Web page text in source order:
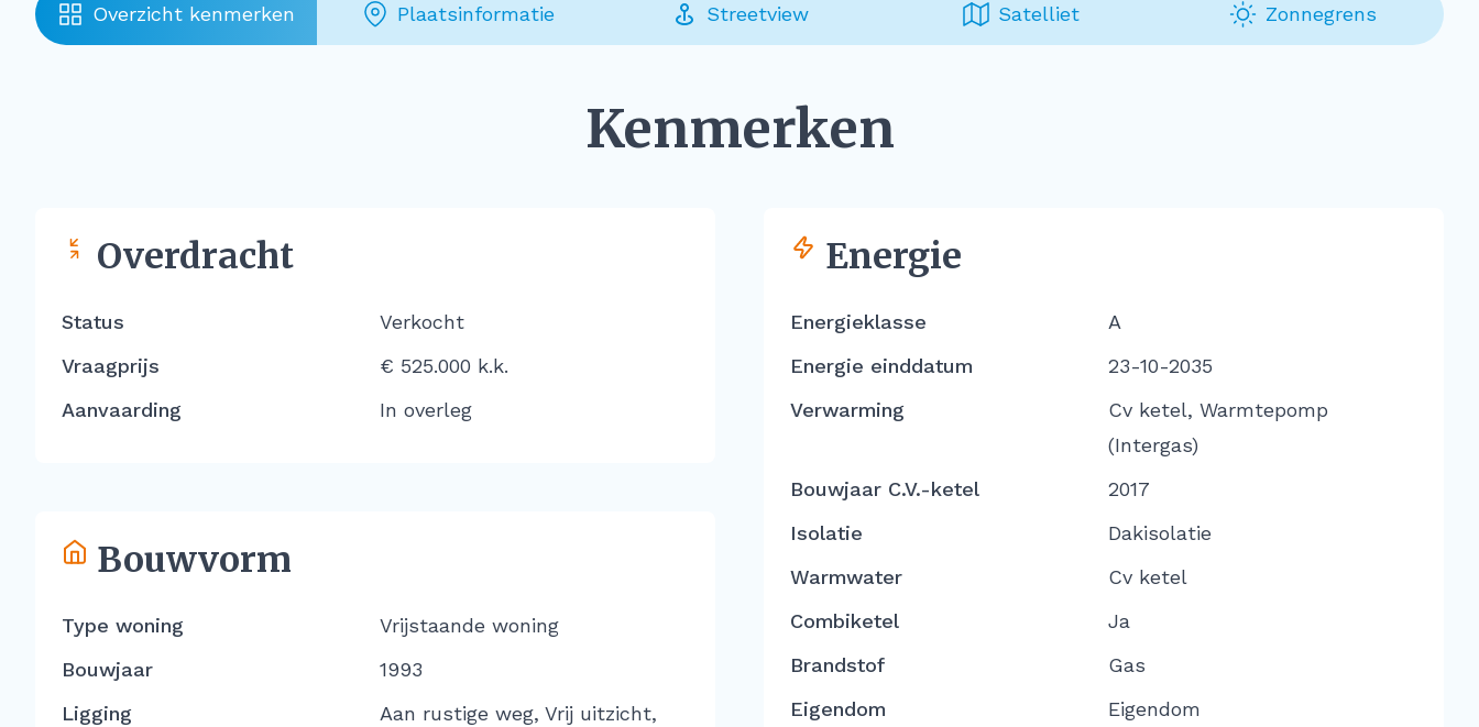
Overzicht kenmerken Plaatsinformatie Streetview Satelliet Zonnegrens
Kenmerken
Overdracht
Status
Verkocht
Vraagprijs
€ 525.000 k.k.
Aanvaarding
In overleg
Bouwvorm
Type woning
Vrijstaande woning
Bouwjaar
1993
Ligging
Aan rustige weg, Vrij uitzicht,
Energie
Energieklasse
A
Energie einddatum
23-10-2035
Verwarming
Cv ketel, Warmtepomp
(Intergas)
Bouwjaar C.V.-ketel
2017
Isolatie
Dakisolatie
Warmwater
Cv ketel
Combiketel
Ja
Brandstof
Gas
Eigendom
Eigendom